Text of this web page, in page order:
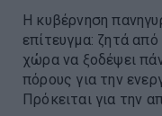
Η κυβέρνηση
επίτευγμα: ζητά
χώρα να ξοδέψει
πόρους για την
Πρόκειται για την